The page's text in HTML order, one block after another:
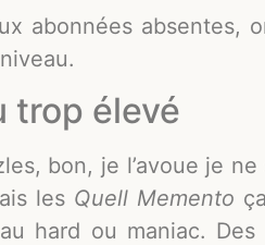
abonnées absentes,
trop élevé
bon, je l’avoue je
les Quell Memento
hard ou maniac.